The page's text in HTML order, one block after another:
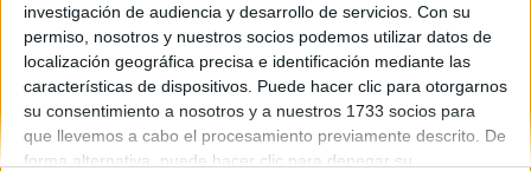
investigación de audiencia y desarrollo de servicios. Con su
permiso, nosotros y nuestros socios podemos utilizar datos de
localización geográfica precisa e identificación mediante las
características de dispositivos. Puede hacer clic para otorgarnos
su consentimiento a nosotros y a nuestros 1733 socios para
que llevemos a cabo el procesamiento previamente descrito. De
forma alternativa, puede hacer clic para denegar su